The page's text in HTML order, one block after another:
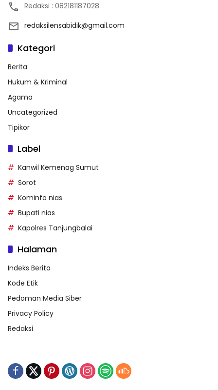
Redaksi : 082181187028
redaksilensabidik@gmail.com
Kategori
Berita
Hukum & Kriminal
Agama
Uncategorized
Tipikor
Label
Kanwil Kemenag Sumut
Sorot
Kominfo nias
Bupati nias
Kapolres Tanjungbalai
Halaman
Indeks Berita
Kode Etik
Pedoman Media Siber
Privacy Policy
Redaksi